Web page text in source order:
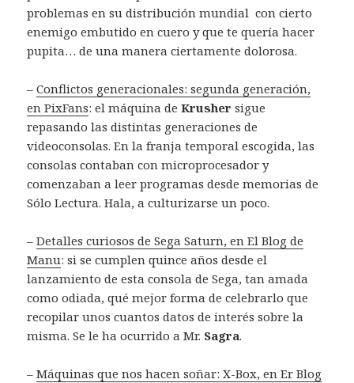
problemas en su distribución mundial con cierto
enemigo embutido en cuero y que te quería hacer
pupita… de una manera ciertamente dolorosa.
–Conflictos generacionales: segunda generación,
en PixFans: el máquina de Krusher sigue
repasando las distintas generaciones de
videoconsolas. En la franja temporal escogida, las
consolas contaban con microprocesador y
comenzaban a leer programas desde memorias de
Sólo Lectura. Hala, a culturizarse un poco.
–Detalles curiosos de Sega Saturn, en El Blog de
Manu: si se cumplen quince años desde el
lanzamiento de esta consola de Sega, tan amada
como odiada, qué mejor forma de celebrarlo que
recopilar unos cuantos datos de interés sobre la
misma. Se le ha ocurrido a Mr. Sagra.
–Máquinas que nos hacen soñar: X-Box, en Er Blog